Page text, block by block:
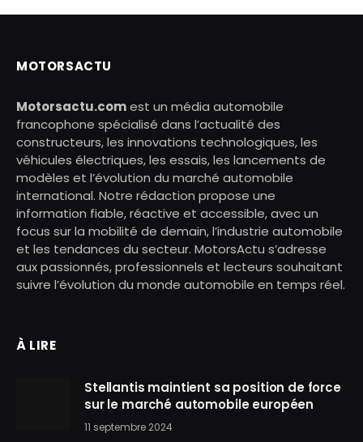
MOTORSACTU
Motorsactu.comest un média automobile
francophone spécialisé dans l’actualité des
constructeurs, les innovations technologiques, les
véhicules électriques, les essais, les lancements de
modèles et l’évolution du marché automobile
international. Notre rédaction propose une
information fiable, réactive et accessible, avec un
focus sur la mobilité de demain, l’industrie automobile
et les tendances du secteur. MotorsActu s’adresse
aux passionnés, professionnels et lecteurs souhaitant
suivre l’évolution du monde automobile en temps réel.
À LIRE
Stellantis maintient sa position de force
sur le marché automobile européen
11 septembre 2024